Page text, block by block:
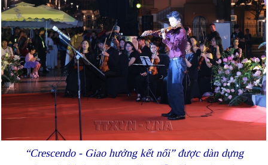
“Crescendo - Giao hưởng kết nối” được dàn dựng